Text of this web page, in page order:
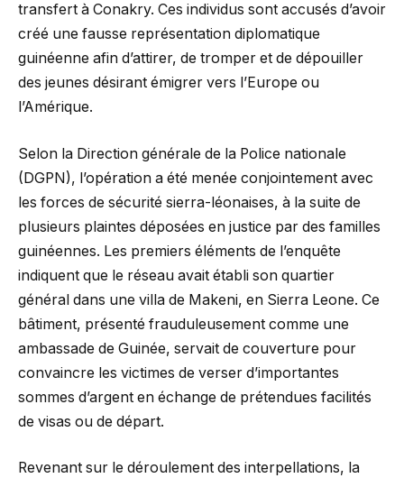
transfert à Conakry. Ces individus sont accusés d’avoir
créé une fausse représentation diplomatique
guinéenne afin d’attirer, de tromper et de dépouiller
des jeunes désirant émigrer vers l’Europe ou
l’Amérique.
Selon la Direction générale de la Police nationale
(DGPN), l’opération a été menée conjointement avec
les forces de sécurité sierra-léonaises, à la suite de
plusieurs plaintes déposées en justice par des familles
guinéennes. Les premiers éléments de l’enquête
indiquent que le réseau avait établi son quartier
général dans une villa de Makeni, en Sierra Leone. Ce
bâtiment, présenté frauduleusement comme une
ambassade de Guinée, servait de couverture pour
convaincre les victimes de verser d’importantes
sommes d’argent en échange de prétendues facilités
de visas ou de départ.
Revenant sur le déroulement des interpellations, la